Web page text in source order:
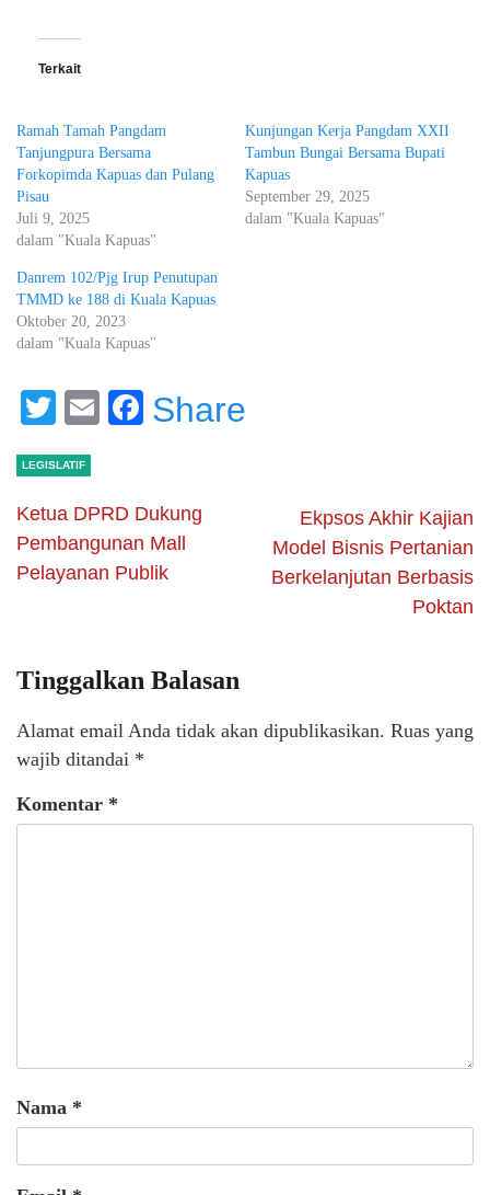
Terkait
Ramah Tamah Pangdam
Tanjungpura Bersama
Forkopimda Kapuas dan Pulang
Pisau
Juli 9, 2025
dalam "Kuala Kapuas"
Kunjungan Kerja Pangdam XXII
Tambun Bungai Bersama Bupati
Kapuas
September 29, 2025
dalam "Kuala Kapuas"
Danrem 102/Pjg Irup Penutupan
TMMD ke 188 di Kuala Kapuas
Oktober 20, 2023
dalam "Kuala Kapuas"
Twitter
EmailFacebook
Share
LEGISLATIF
Ketua DPRD Dukung
Pembangunan Mall
Pelayanan Publik
Ekpsos Akhir Kajian
Model Bisnis Pertanian
Berkelanjutan Berbasis
Poktan
Tinggalkan Balasan
Alamat email Anda tidak akan dipublikasikan. Ruas yang
wajib ditandai *
Komentar *
Nama *